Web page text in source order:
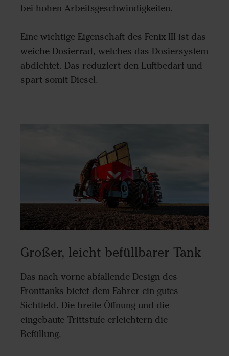
bei hohen Arbeitsgeschwindigkeiten.
Eine wichtige Eigenschaft des Fenix III ist das
weiche Dosierrad, welches das Dosiersystem
abdichtet. Das reduziert den Luftbedarf und
spart somit Diesel.
Großer, leicht befüllbarer Tank
Das nach vorne abfallende Design des
Fronttanks bietet dem Fahrer ein gutes
Sichtfeld. Die breite Öffnung und die
eingebaute Trittstufe erleichtern die
Befüllung.